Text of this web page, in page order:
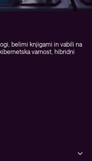
belimi knjigami in vabili na
varnost, hibridni